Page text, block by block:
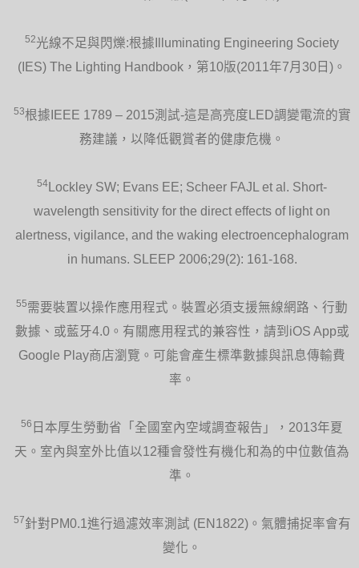
52光線不足與閃爍:根據Illuminating Engineering Society
(IES) The Lighting Handbook，第10版(2011年7月30日)。
53根據IEEE 1789 – 2015測試-這是高亮度LED調變電流的實
務建議，以降低觀賞者的健康危機。
54
Lockley SW; Evans EE; Scheer FAJL et al. Short-
wavelength sensitivity for the direct effects of light on
alertness, vigilance, and the waking electroencephalogram
in humans. SLEEP 2006;29(2): 161-168.
55需要裝置以操作應用程式。裝置必須支援無線網路、行動
數據、或藍牙4.0。有關應用程式的兼容性，請到iOS App或
Google Play商店瀏覽。可能會產生標準數據與訊息傳輸費
率。
56 日本厚生勞動省「全國室內空域調查報告」，2013年夏
天。室內與室外比值以12種會發性有機化和為的中位數值為
準。
57針對PM0.1進行過濾效率測試 (EN1822)。氣體捕捉率會有
變化。